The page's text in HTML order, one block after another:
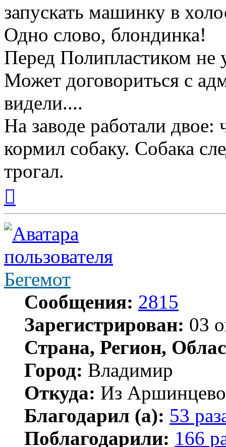
запускать машинку в
Одно слово, блондинка!
Перед Полипластиком не
Может договориться с
видели....
На заводе работали двое:
кормил собаку. Собака
трогал.
началу
Бегемот
Сообщения: 2815
Зарегистрирован: 03
Страна, Регион,
Город: Владимир
Откуда: Из
Благодарил (а): 53
Поблагодарили: 166